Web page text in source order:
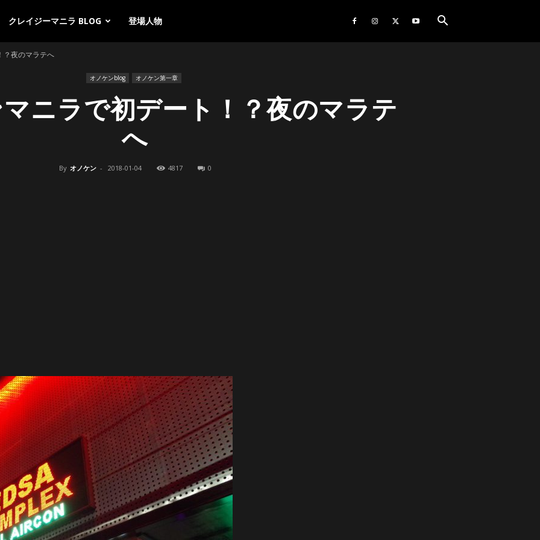
クレイジーマニラ BLOG 登場人物
？夜のマラテへ
オノケンblog オノケン第一章
ニラで初デート！？夜のマラテ
へ
By オノケン - 2018-01-04 4817 0